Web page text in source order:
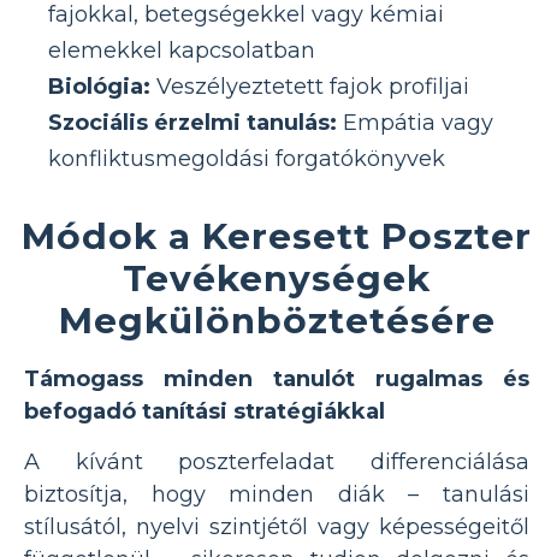
fajokkal, betegségekkel vagy kémiai
elemekkel kapcsolatban
Biológia: Veszélyeztetett fajok profiljai
Szociális érzelmi tanulás: Empátia vagy
konfliktusmegoldási forgatókönyvek
Módok a Keresett Poszter
Tevékenységek
Megkülönböztetésére
Támogass minden tanulót rugalmas és
befogadó tanítási stratégiákkal
A kívánt poszterfeladat differenciálása
biztosítja, hogy minden diák – tanulási
stílusától, nyelvi szintjétől vagy képességeitől